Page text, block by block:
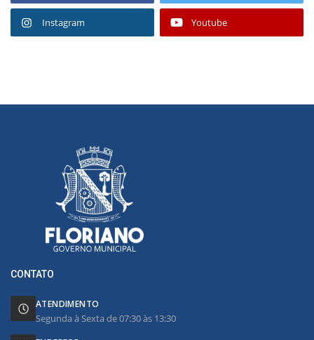
Instagram Youtube
CONTATO
ATENDIMENTO
Segunda à Sexta de 07:30 às 13:30